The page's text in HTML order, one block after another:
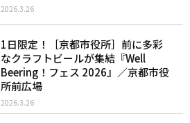
2026.3.26
1日限定！［京都市役所］前に多彩
なクラフトビールが集結『Well
Beering！フェス 2026』／京都市役
所前広場
2026.3.26